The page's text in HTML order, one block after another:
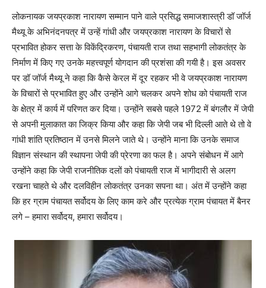
लोकनायक जयप्रकाश नारायण सम्मान पाने वाले प्रसिद्ध समाजशास्त्री डॉ जॉर्ज
मैथ्यू के अभिनंदनपत्र में उन्हें गांधी और जयप्रकाश नारायण के विचारों से
प्रभावित होकर सत्ता के विकेंद्रिकरण, पंचायती राज तथा सहभागी लोकतंत्र के
निर्माण में किए गए उनके महत्त्वपूर्ण योगदान की प्रशंसा की गयी है। इस अवसर
पर डॉ जॉर्ज मैथ्यू ने कहा कि कैसे केरल में दूर रहकर भी वे जयप्रकाश नारायण
के विचारों से प्रभावित हुए और उन्होंने आगे चलकर अपने शोध को पंचायती राज
के क्षेत्र में कार्य में परिणत कर दिया। उन्होंने सबसे पहले 1972 में बंगलौर में जेपी
से अपनी मुलाकात का जिक्र किया और कहा कि जेपी जब भी दिल्ली आते थे तो वे
गांधी शांति प्रतिष्ठान में उनसे मिलने जाते थे। उन्होंने माना कि उनके समाज
विज्ञान संस्थान की स्थापना जेपी की प्रेरणा का फल है। अपने संबोधन में आगे
उन्होंने कहा कि जेपी राजनीतिक दलों को पंचायती राज में भागीदारी से अलग
रखना चाहते थे और दलविहीन लोकतंत्र उनका सपना था। अंत में उन्होंने कहा
कि हर ग्राम पंचायत सर्वोदय के लिए काम करे और प्रत्येक ग्राम पंचायत में बैनर
लगे – हमारा सर्वोदय, हमारा सर्वोदय।